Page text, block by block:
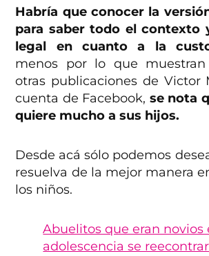
Habría que conocer la
para saber todo el contexto
legal en cuanto a la
menos por lo que
otras publicaciones de Victor
cuenta de Facebook, se nota
quiere mucho a sus hijos.
Desde acá sólo podemos
resuelva de la mejor manera
los niños.
Abuelitos que eran novios
adolescencia se